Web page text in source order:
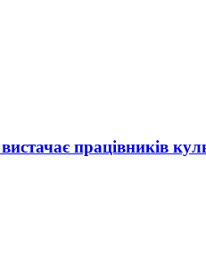
працівників